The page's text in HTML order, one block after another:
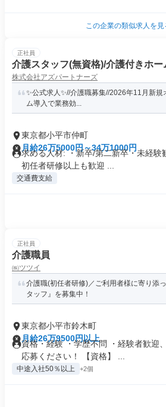
この企業の類似求人を見
正社員
介護スタッフ(無資格)/介護付きホー
株式会社アズパートナーズ
✨公式求人✨//介護職募集//2026年11月新規
ム導入で業務効...
東京都小平市仲町
月給26万5000円～34万1000円
求める人材: ・新卒/第二新卒・未経験
初任者研修以上も歓迎 ...
交通費支給
正社員
介護職員
㈱ツツイ
介護職(初任者研修)／ご利用者様に寄り添
タッフ』を募集中！
東京都小平市鈴木町
月給26万9500円以上
資格・経験 ・学歴不問 ・経験者歓迎
応募ください！ 【資格】 ...
中途入社50％以上 +2個